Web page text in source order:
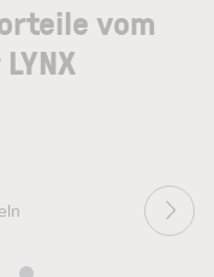
vom